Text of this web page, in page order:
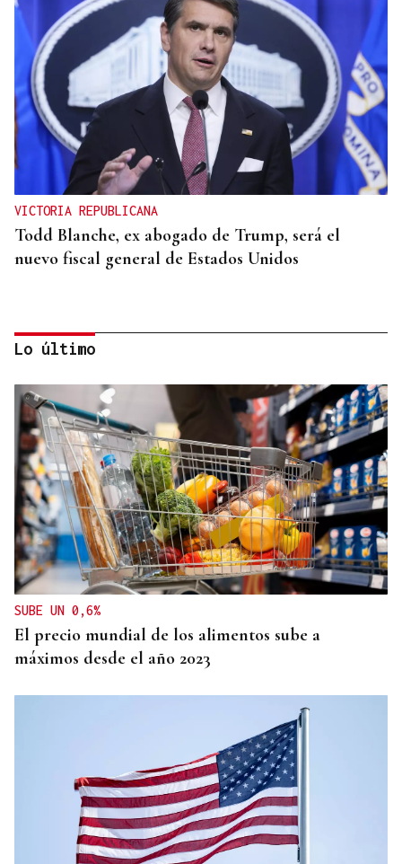
VICTORIA REPUBLICANA
Todd Blanche, ex abogado de Trump, será el
nuevo fiscal general de Estados Unidos
REFORMAS
Donald Trump deberá pedir permiso al Congreso
para construir el salón de baile en la Casa Blanca
Lo último
SUBE UN 0,6%
El precio mundial de los alimentos sube a
máximos desde el año 2023